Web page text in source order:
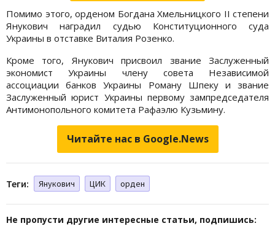
Помимо этого, орденом Богдана Хмельницкого II степени
Янукович наградил судью Конституционного суда
Украины в отставке Виталия Розенко.
Кроме того, Янукович присвоил звание Заслуженный
экономист Украины члену совета Независимой
ассоциации банков Украины Роману Шпеку и звание
Заслуженный юрист Украины первому зампредседателя
Антимонопольного комитета Рафаэлю Кузьмину.
Читайте нас в Google.News
Теги: Янукович ЦИК орден
Не пропусти другие интересные статьи, подпишись: